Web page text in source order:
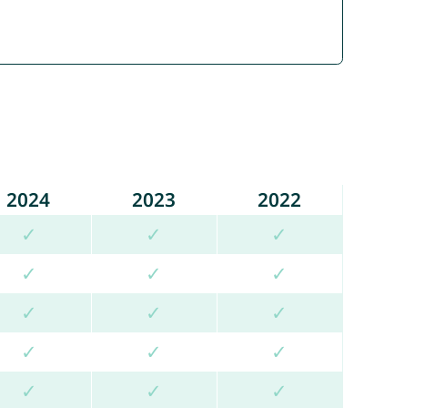
2024 2023
2022
✓ ✓
✓
✓ ✓
✓
✓ ✓
✓
✓ ✓
✓
✓ ✓ ✓